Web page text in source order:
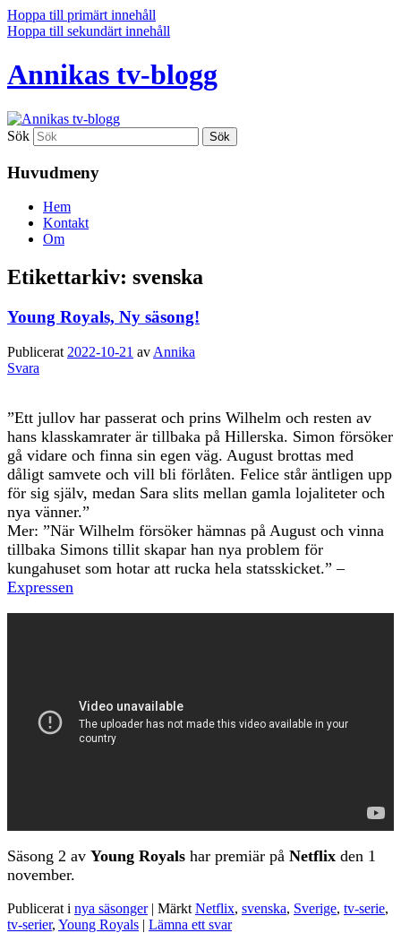
Hoppa till primärt innehåll
Hoppa till sekundärt innehåll
Annikas tv-blogg
Sök
Huvudmeny
Hem
Kontakt
Om
Etikettarkiv: svenska
Young Royals, Ny säsong!
Publicerat 2022-10-21 av Annika
Svara
”Ett jullov har passerat och prins Wilhelm och resten av
hans klasskamrater är tillbaka på Hillerska. Simon försöker
gå vidare och finna sin egen väg. August brottas med
dåligt samvete och vill bli förlåten. Felice står äntligen upp
för sig själv, medan Sara slits mellan gamla lojaliteter och
nya vänner.”
Mer: ”När Wilhelm försöker hämnas på August och vinna
tillbaka Simons tillit skapar han nya problem för
kungahuset som hotar att rucka hela statsskicket.” –
Expressen
Säsong 2 av Young Royals har premiär på Netflix den 1
november.
Publicerat i nya säsonger | Märkt Netflix, svenska, Sverige, tv-serie,
tv-serier, Young Royals | Lämna ett svar